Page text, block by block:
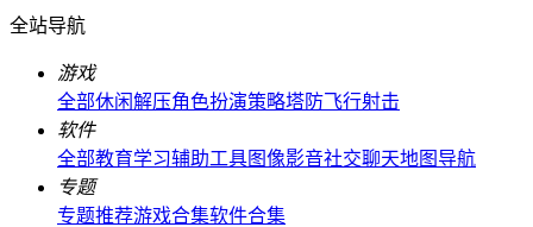
全站导航
游戏
全部休闲解压角色扮演策略塔防飞行射击
软件
全部教育学习辅助工具图像影音社交聊天地图导航
专题
专题推荐游戏合集软件合集